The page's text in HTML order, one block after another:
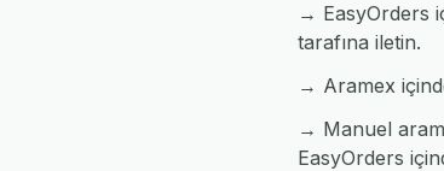
→ EasyOrders
tarafına iletin.
→ Aramex
→ Manuel
EasyOrders